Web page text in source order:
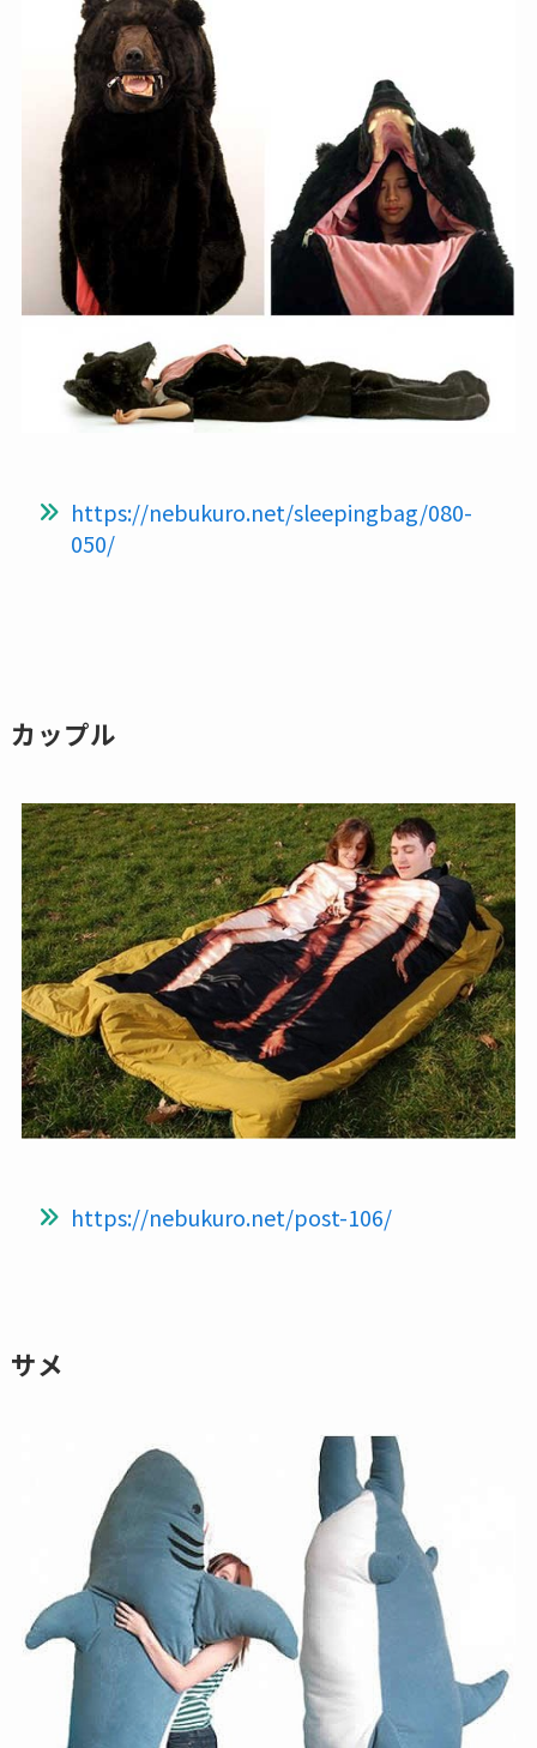
https://nebukuro.net/sleepingbag/080-
050/
カップル
https://nebukuro.net/post-106/
サメ